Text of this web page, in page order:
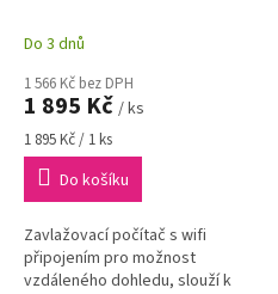
měření vlhkosti půdy a
Do 3 dnů
1 566 Kč bez DPH
1 895 Kč / ks
Měrná
cena:
1 895 Kč / 1 ks
Do košíku
Zavlažovací počítač s wifi
připojením pro možnost
vzdáleného dohledu, slouží k